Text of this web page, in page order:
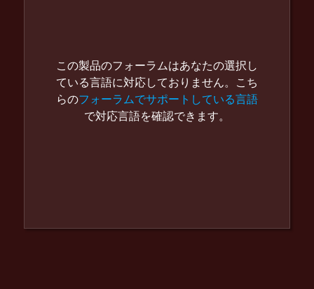
この製品のフォーラムはあなたの選択し
ている言語に対応しておりません。こち
らのフォーラムでサポートしている言語
で対応言語を確認できます。